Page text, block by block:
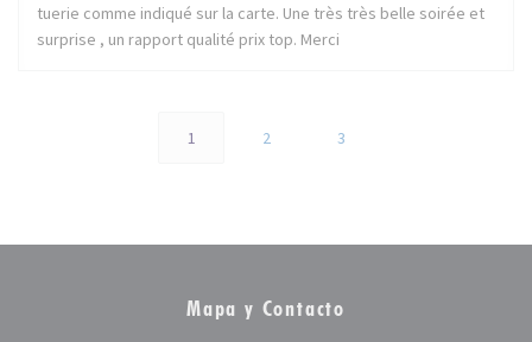
tuerie comme indiqué sur la carte. Une très très belle soirée et
surprise , un rapport qualité prix top. Merci
1 2 3
Mapa y Contacto